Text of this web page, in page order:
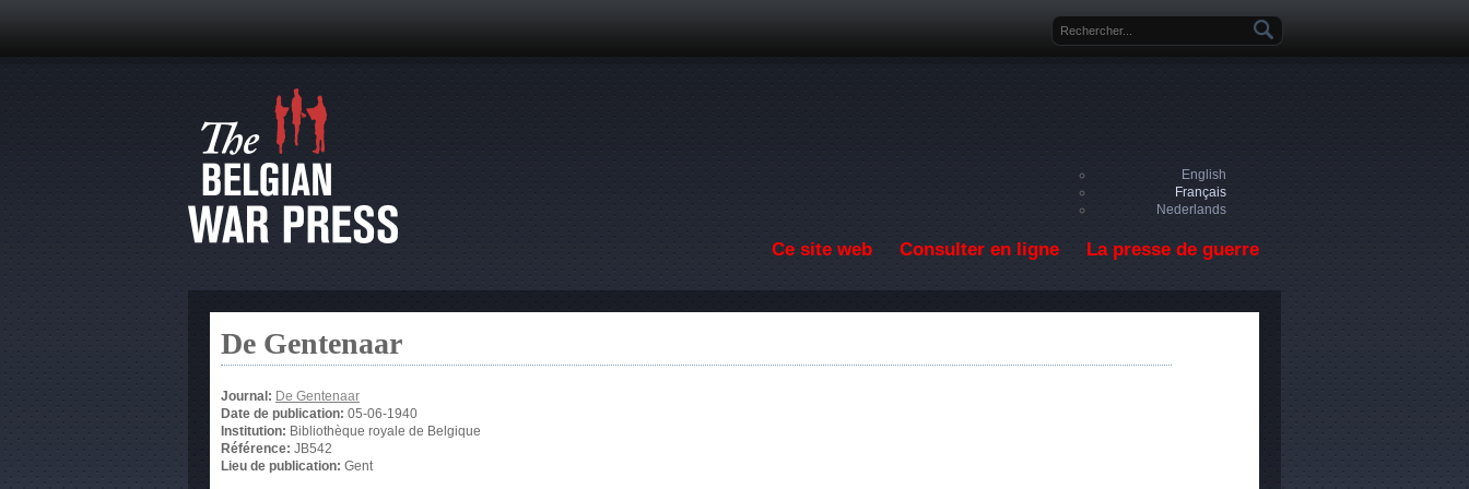
Formulaire de recherche
English
Français
Nederlands
Ce site web Consulter en ligne La presse de guerre
De Gentenaar
Journal: De Gentenaar
Date de publication: 05-06-1940
Institution: Bibliothèque royale de Belgique
Référence: JB542
Lieu de publication: Gent